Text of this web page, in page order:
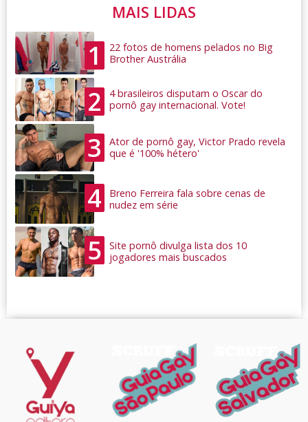
MAIS LIDAS
1
22 fotos de homens pelados no Big
Brother Austrália
2
4 brasileiros disputam o Oscar do
pornô gay internacional. Vote!
3
Ator de pornô gay, Victor Prado revela
que é '100% hétero'
4
Breno Ferreira fala sobre cenas de
nudez em série
5
Site pornô divulga lista dos 10
jogadores mais buscados